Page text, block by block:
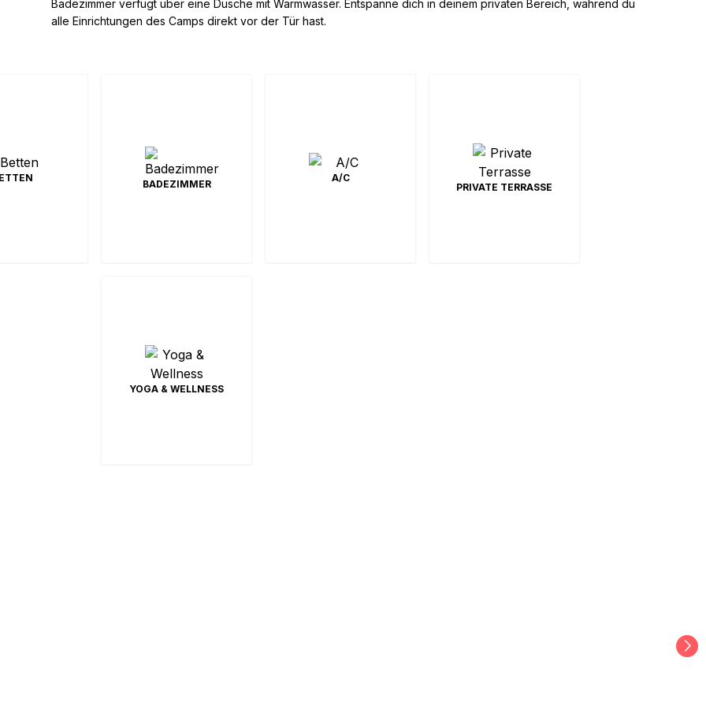
Badezimmer verfügt über eine Dusche mit Warmwasser. Entspanne dich in deinem privaten Bereich, während du
alle Einrichtungen des Camps direkt vor der Tür hast.
oder
BADEZIMMER
En-suite Badezimmer A/C
Ja
PRIVATE TERRASSE
Mit Blick auf die schönen
Gärten
YOGA & WELLNESS
Inkl. 6 Tage pro Woche